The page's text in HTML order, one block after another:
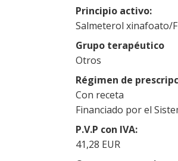
Principio activo
Salmeterol xinafoato/
Grupo terapéutico
Otros
Régimen de
Con receta
Financiado por el
P.V.P con IVA
41,28 EUR